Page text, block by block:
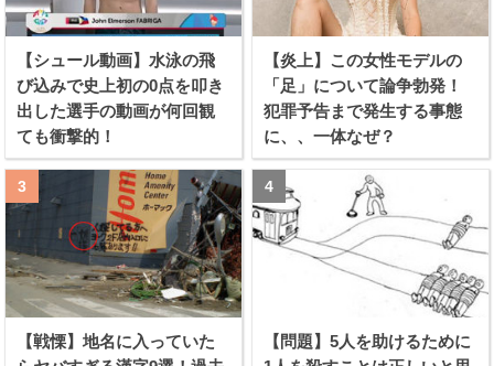
【シュール動画】水泳の飛
び込みで史上初の0点を叩き
出した選手の動画が何回観
ても衝撃的！
【炎上】この女性モデルの
「足」について論争勃発！
犯罪予告まで発生する事態
に、、一体なぜ？
【戦慄】地名に入っていた
【問題】5人を助けるために